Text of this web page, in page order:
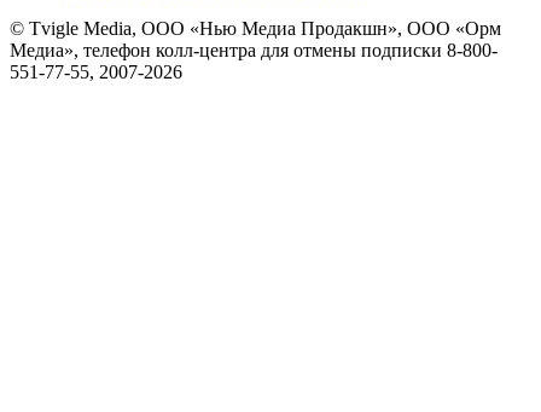
© Tvigle Media, ООО «Нью Медиа Продакшн», ООО «Орм
Медиа», телефон колл-центра для отмены подписки 8-800-
551-77-55, 2007-2026